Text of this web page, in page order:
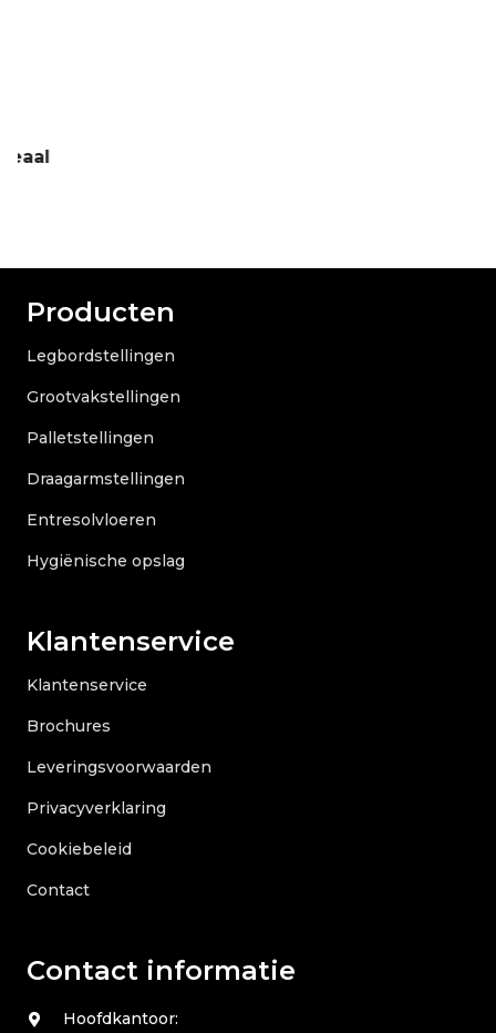
Producten
Legbordstellingen
Grootvakstellingen
Palletstellingen
Draagarmstellingen
Entresolvloeren
Hygiënische opslag
Klantenservice
Klantenservice
Brochures
Leveringsvoorwaarden
Privacyverklaring
Cookiebeleid
Contact
Contact informatie
Hoofdkantoor: